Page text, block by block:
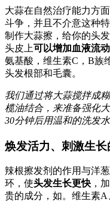
大蒜在自然治疗能力方
斗争，并且不介意这种
制作大蒜擦，给你的头
头皮上可以增加血液流动
氨基酸，维生素C，B族
头发根部和毛囊。
我们通过将大蒜搅拌成
榄油结合，来准备强化
30分钟后用温和的洗发水
焕发活力、刺激生
辣根擦发剂的作用与洋
环，使头发生长更快 ，
贵的成分，如。维生素A